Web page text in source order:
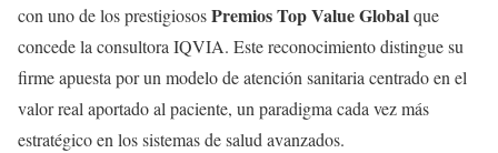
con uno de los prestigiososPremios Top Value Globalque
concede la consultora IQVIA. Este reconocimiento distingue su
firme apuesta por un modelo de atención sanitaria centrado en el
valor real aportado al paciente, un paradigma cada vez más
estratégico en los sistemas de salud avanzados.